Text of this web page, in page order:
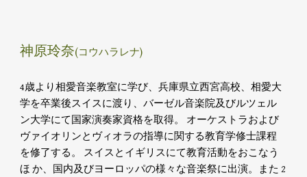
神原玲奈(コウハラレナ)
4歳より相愛音楽教室に学び、兵庫県立西宮高校、相愛大
学を卒業後スイスに渡り、バーゼル音楽院及びルツェル
ン大学にて国家演奏家資格を取得。 オーケストラおよび
ヴァイオリンとヴィオラの指導に関する教育学修士課程
を修了する。 スイスとイギリスにて教育活動をおこなう
ほ か、国内及びヨーロッパの様々な音楽祭に出演。また 2